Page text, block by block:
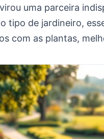
virou uma parceira
tipo de jardineiro,
com as plantas,